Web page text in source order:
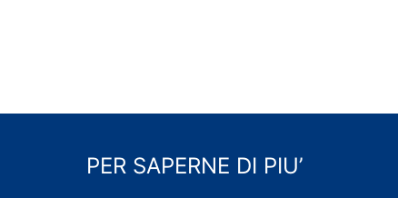
PER SAPERNE DI PIU’